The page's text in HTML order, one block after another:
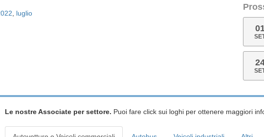
luglio
Le nostre Associate per settore. Puoi fare click sui loghi per ottenere maggiori